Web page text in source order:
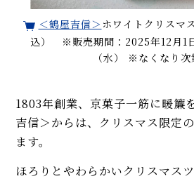
＜鶴屋吉信＞ ホワイトクリスマ
込） ※販売期間：2025年12月1
（水） ※なくなり次
1803年創業、京菓子一筋に暖簾
吉信＞からは、クリスマス限定
ます。
ほろりとやわらかいクリスマス